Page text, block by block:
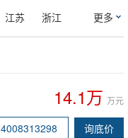
江苏 浙江 更多
14.1万 万元
4008313298 询底价